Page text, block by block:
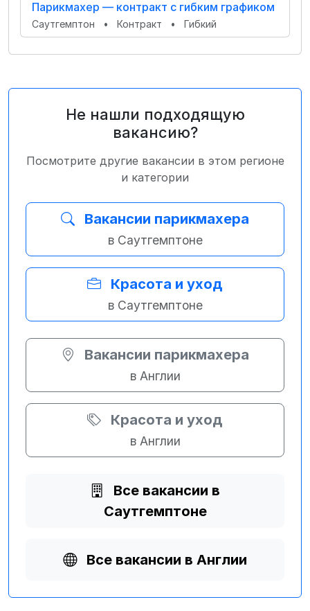
Парикмахер — контракт с гибким графиком
Саутгемптон • Контракт • Гибкий
Не нашли подходящую
вакансию?
Посмотрите другие вакансии в этом регионе
и категории
Вакансии парикмахера
в Саутгемптоне
Красота и уход
в Саутгемптоне
Вакансии парикмахера
в Англии
Красота и уход
в Англии
Все вакансии в
Саутгемптоне
Все вакансии в Англии